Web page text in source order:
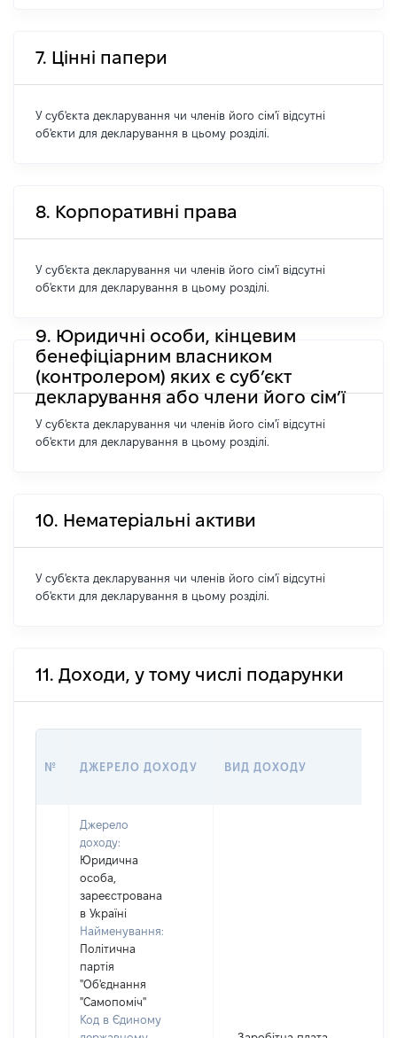
7. Цінні папери
У суб'єкта декларування чи членів його сім'ї відсутні
об'єкти для декларування в цьому розділі.
8. Корпоративні права
У суб'єкта декларування чи членів його сім'ї відсутні
об'єкти для декларування в цьому розділі.
9. Юридичні особи, кінцевим
бенефіціарним власником
(контролером) яких є суб’єкт
декларування або члени його сім’ї
У суб'єкта декларування чи членів його сім'ї відсутні
об'єкти для декларування в цьому розділі.
10. Нематеріальні активи
У суб'єкта декларування чи членів його сім'ї відсутні
об'єкти для декларування в цьому розділі.
11. Доходи, у тому числі подарунки
№ ДЖЕРЕЛО ДОХОДУ ВИД ДОХОДУ
Джерело
доходу:
Юридична
особа,
зареєстрована
в Україні
Найменування:
Політична
партія
"Об'єднання
"Самопоміч"
Код в Єдиному